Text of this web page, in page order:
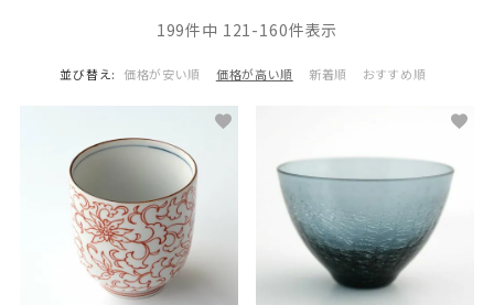
並び替え 価格が安い順 価格が高い順 新着順 おすすめ順
199件中 121 -160件表示